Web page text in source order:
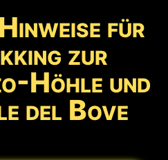
für
zur
Höhle und
del Bove